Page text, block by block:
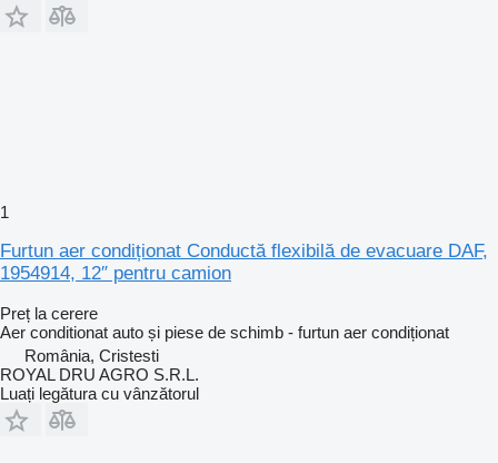
1
Furtun aer condiționat Conductă flexibilă de evacuare DAF,
1954914, 12″ pentru camion
Preț la cerere
Aer conditionat auto și piese de schimb - furtun aer condiționat
România, Cristesti
ROYAL DRU AGRO S.R.L.
Luați legătura cu vânzătorul